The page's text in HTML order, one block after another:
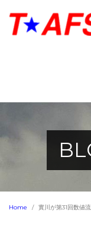
Home 實川が第31回数値